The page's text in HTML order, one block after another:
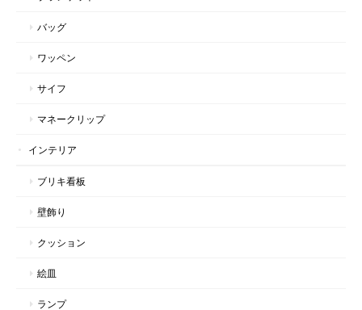
バッグ
ワッペン
サイフ
マネークリップ
インテリア
ブリキ看板
壁飾り
クッション
絵皿
ランプ